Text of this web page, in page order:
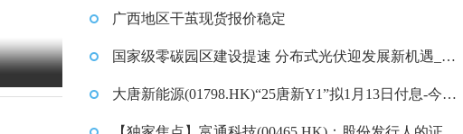
消息
广西地区干茧现货报价稳定
国家级零碳园区建设提速 分布式光伏迎发展新机遇_最
新消息
大唐新能源(01798.HK)“25唐新Y1”拟1月13日付息-今头